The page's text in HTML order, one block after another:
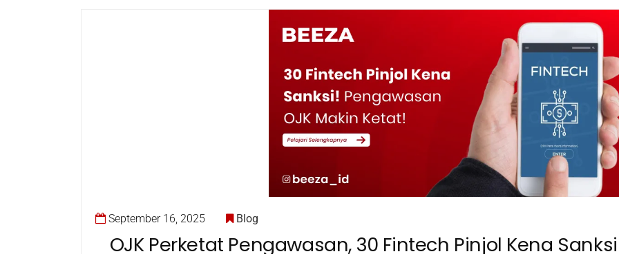
September 16, 2025 Blog
OJK Perketat Pengawasan, 30 Fintech Pinjol Kena